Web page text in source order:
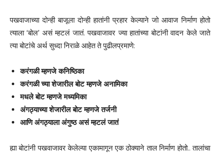
पखवाजाच्या दोन्ही बाजूला दोन्ही हातांनी प्रहार केल्याने जो आवाज निर्माण होतो
त्याला ‘बोल’ असं म्हटलं जातं. पखवाजावर ज्या हातांच्या बोटांनी वादन केले जाते
त्या बोटांचे अर्थ सुध्दा निराळे आहेत ते पुढीलप्रमाणे:
करंगळी म्हणजे कनिष्ठिका
करंगळी च्या शेजारील बोट म्हणजे अनामिका
मधले बोट म्हणजे मध्यमिका
अंगठ्याच्या शेजारील बोट म्हणजे तर्जनी
आणि अंगठ्याला अंगुष्ठ असं म्हटलं जातं
ह्या बोटांनी पखवाजावर केलेल्या एकामागून एक ठोक्याने ताल निर्माण होतो.. तालांचा